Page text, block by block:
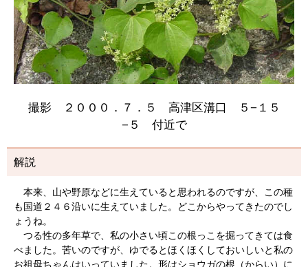
撮影 ２０００．７．５ 高津区溝口 ５−１５
−５ 付近で
解説
本来、山や野原などに生えていると思われるのですが、この種
も国道２４６沿いに生えていました。どこからやってきたのでし
ょうね。
つる性の多年草で、私の小さい頃この根っこを掘ってきては食
べました。苦いのですが、ゆでるとほくほくしておいしいと私の
お祖母ちゃんはいっていました。形はショウガの根（からい）に